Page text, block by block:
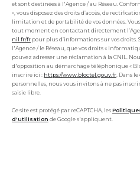
et sont destinées à l'Agence / au Réseau.
», vous disposez des droits d’accès, de
limitation et de portabilité de vos données.
tout moment en contactant directement
nil.fr/fr pour plus d’informations sur vos droits.
l'Agence / le Réseau, que vos droits «
pouvez adresser une réclamation à la CNIL.
d'opposition au démarchage téléphonique «
inscrire ici : https://www.bloctel.gouv.fr . Dans
personnelles, nous vous invitons à ne pas
saisie libre.
Ce site est protégé par reCAPTCHA, les
d'utilisation de Google s'appliquent.